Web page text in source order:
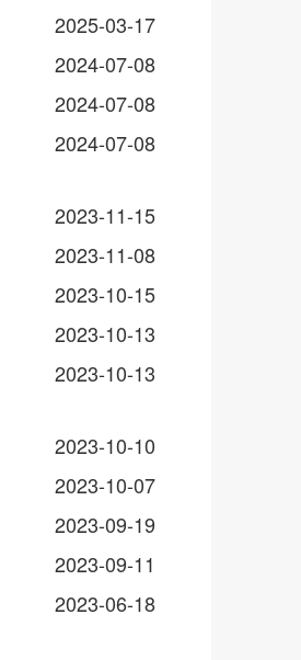
2025-03-17
2024-07-08
2024-07-08
2024-07-08
2023-11-15
2023-11-08
2023-10-15
2023-10-13
2023-10-13
2023-10-10
2023-10-07
2023-09-19
2023-09-11
2023-06-18